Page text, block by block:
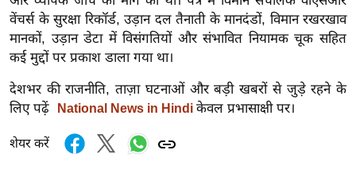
ब्री
फ
म
रं
ज
न
वेंचर्स के सुरक्षा रिकॉर्ड, उड़ान दल तैनाती के मानदंडों, विमान रखरखाव
मानकों, उड़ान डेटा में विसंगतियों और संभावित नियामक चूक सहित
कई मुद्दों पर प्रकाश डाला गया था।
देशभर की राजनीति, ताज़ा घटनाओं और बड़ी खबरों से जुड़े रहने के
लिए पढ़ें
National News in Hindi केवल प्रभासाक्षी पर।
शेयर करें